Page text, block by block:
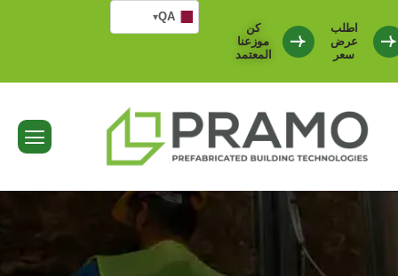
اطلب
عرض
سعر
كن
موزعنا
المعتمد
QA
▾